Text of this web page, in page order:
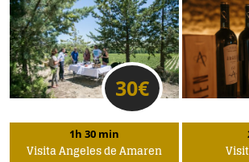
30€
1h 30 min
Visita Ángeles de Amaren